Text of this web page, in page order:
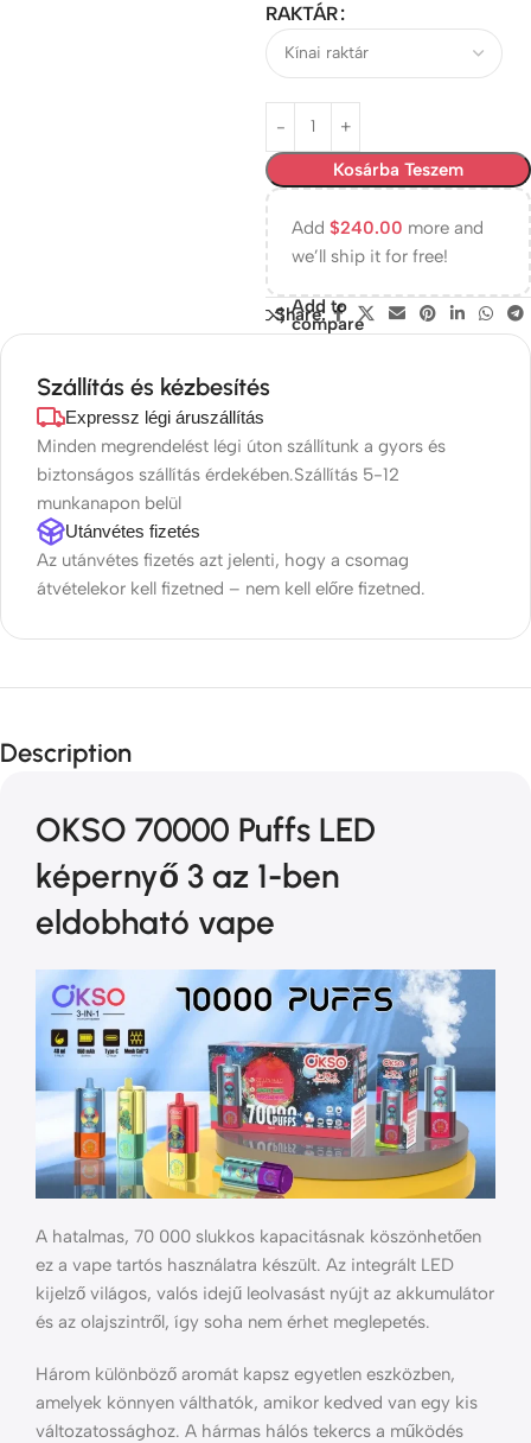
RAKTÁR
Kosárba Teszem
Add $240.00 more and
we’ll ship it for free!
Add to
compare
Share:
Szállítás és kézbesítés
Expressz légi áruszállítás
Minden megrendelést légi úton szállítunk a gyors és
biztonságos szállítás érdekében.Szállítás 5-12
munkanapon belül
Utánvétes fizetés
Az utánvétes fizetés azt jelenti, hogy a csomag
átvételekor kell fizetned – nem kell előre fizetned.
Description
OKSO 70000 Puffs LED
képernyő 3 az 1-ben
eldobható vape
A hatalmas, 70 000 slukkos kapacitásnak köszönhetően
ez a vape tartós használatra készült. Az integrált LED
kijelző világos, valós idejű leolvasást nyújt az akkumulátor
és az olajszintről, így soha nem érhet meglepetés.
Három különböző aromát kapsz egyetlen eszközben,
amelyek könnyen válthatók, amikor kedved van egy kis
változatossághoz. A hármas hálós tekercs a működés